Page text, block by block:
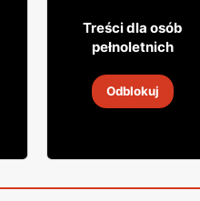
19 99
19 sie 2026
Treści dla osób
pełnoletnich
Odblokuj